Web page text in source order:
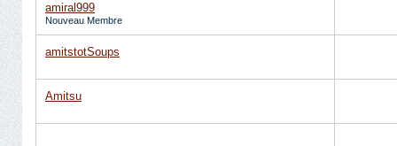
amiral999
Nouveau Membre
amitstotSoups
Amitsu